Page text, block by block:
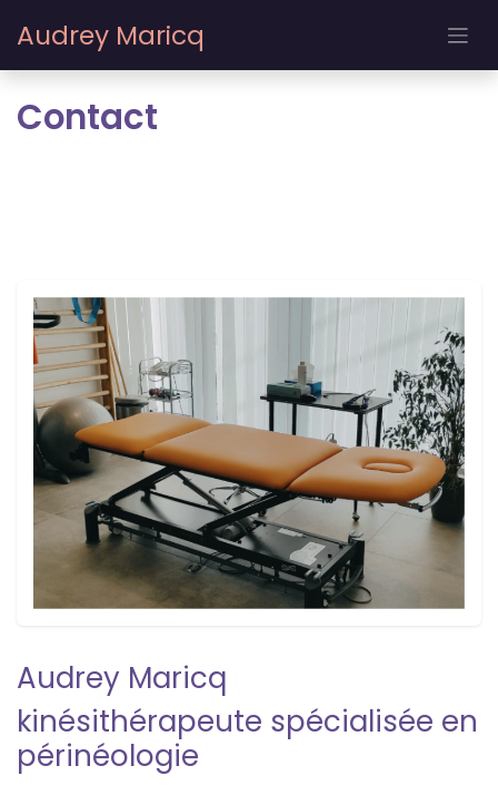
Audrey Maricq
Contact
Audrey Maricq
kinésithérapeute spécialisée en
périnéologie